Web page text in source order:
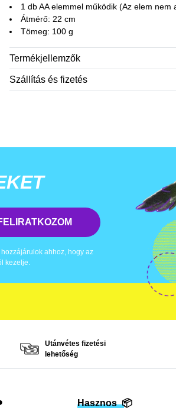
1 db AA elemmel működik (Az elem nem
Átmérő: 22 cm
Tömeg: 100 g
Termékjellemzők
Szállítás és fizetés
ahhoz, hogy az
kezelje.
Utánvétes fizetési
lehetőség
Hasznos 📦